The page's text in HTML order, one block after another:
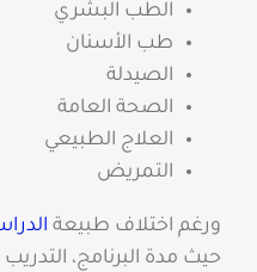
الطب البشري
طب الأسنان
الصيدلة
الصحة العامة
العلاج الطبيعي
التمريض
ورغم اختلاف طبيعة
حيث مدة البرنامج،